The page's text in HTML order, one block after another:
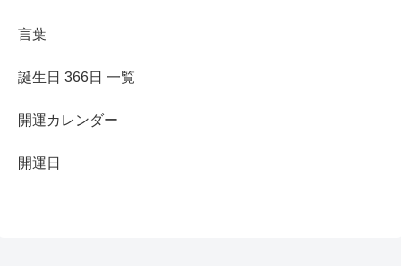
言葉
誕生日 366日 一覧
開運カレンダー
開運日